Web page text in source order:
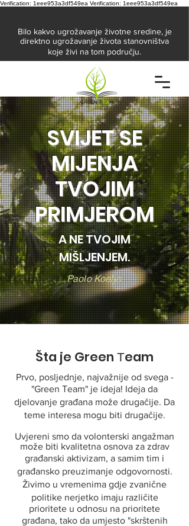
Verification: 1eee953a3df549ea Verification: 1eee953a3df549ea
Bilo kakvo ugrožavanje životne sredine, je
direktno ugrožavanje života stanovništva
koje živi na tom području.
SVIJET SE
MIJENJA
TVOJIM
PRIMJEROM
A NE TVOJIM
MIŠLJENJEM.
Paolo Koeljo
Šta je Green Тeam
Prvo, posljednje, najvažnije od svega -
"Green Тeam" je ideja! Ideja da
djelovanje građana može drugačije. Da
teme interesa mogu biti drugačije.
Uvjereni smo da volonterski angažman
može biti kvalitetna osnova za zdrav
građanski aktivizam, a samim tim i
građansko preuzimanje odgovornosti.
Živimo u vremenima gdje zvanične
politike nerjetko imaju različite
prioritete u odnosu na prioritete
građana, tako da umjesto "skrštenih